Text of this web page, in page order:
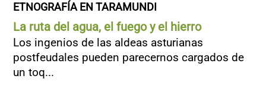
ETNOGRAFÍA EN TARAMUNDI
La ruta del agua, el fuego y el hierro
Los ingenios de las aldeas asturianas
postfeudales pueden parecernos cargados de
un toq...